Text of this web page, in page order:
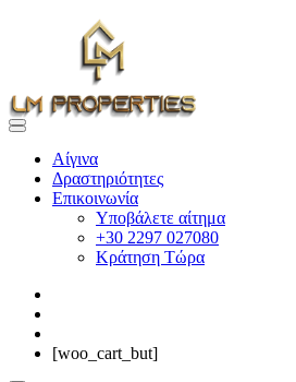
Αίγινα
Δραστηριότητες
Επικοινωνία
Υποβάλετε αίτημα
+30 2297 027080
Κράτηση Τώρα
[woo_cart_but]